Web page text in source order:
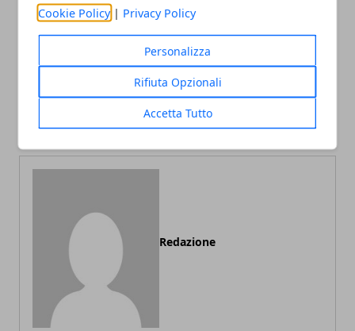
Cookie Policy | Privacy Policy
Personalizza
Rifiuta Opzionali
Accetta Tutto
Articolo Precedente
Quando occorre cambiare
la serratura della porta
Articolo Successivo
Noleggio attrezzature edili,
ecco perché è così
Redazione